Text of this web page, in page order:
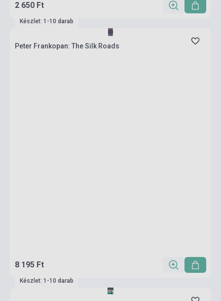
2 650 Ft
Készlet: 1-10 darab
Peter Frankopan: The Silk Roads
8 195 Ft
Készlet: 1-10 darab